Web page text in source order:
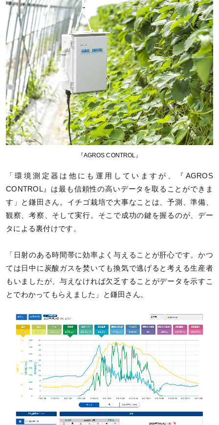
『AGROS CONTROL』
「環境測定器は他にも運用していますが、『AGROS
CONTROL』は最も信頼性の高いデータを取ることができま
す」と鎌田さん。イチゴ栽培で大事なことは、予測、準備、
観察、考察、そして実行。そこで成功の鍵を握るのが、デー
タによる裏付けです。
「日射のある時間帯に効率よく与えることが肝心です。かつ
ては日中に炭酸ガスを焚いても換気で逃げると考える生産者
もいましたが、与えなければ欠乏することがデータを示すこ
とでわかってもらえました」と鎌田さん。